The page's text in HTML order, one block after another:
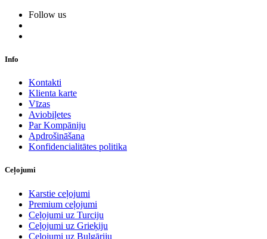
Follow us
Info
Kontakti
Klienta karte
Vīzas
Aviobiļetes
Par Kompāniju
Apdrošināšana
Konfidencialitātes politika
Ceļojumi
Karstie ceļojumi
Premium ceļojumi
Ceļojumi uz Turciju
Ceļojumi uz Grieķiju
Ceļojumi uz Bulgāriju